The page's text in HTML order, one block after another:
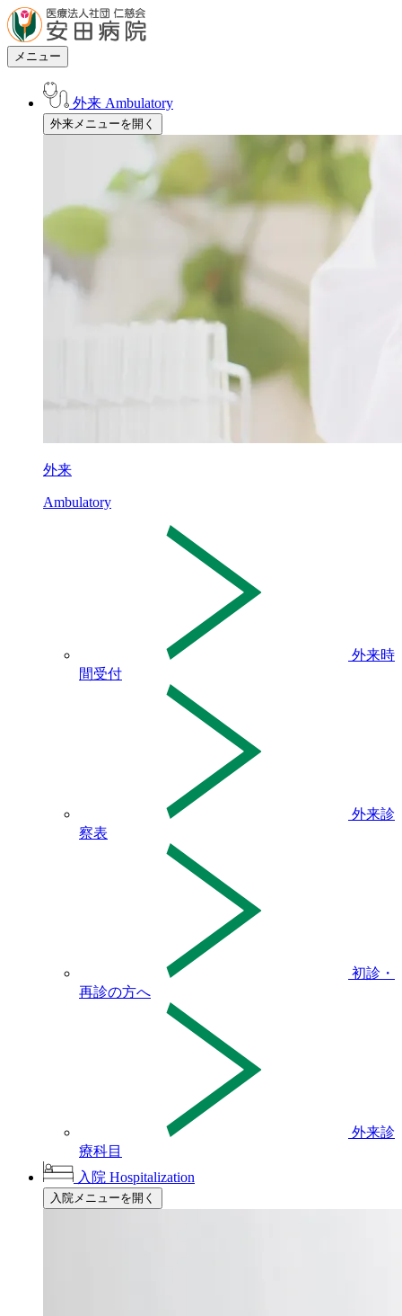
メニュー
外来 Ambulatory
外来メニューを開く
外来
Ambulatory
外来時
間受付
外来診
察表
初診・
再診の方へ
外来診
療科目
入院 Hospitalization
入院メニューを開く